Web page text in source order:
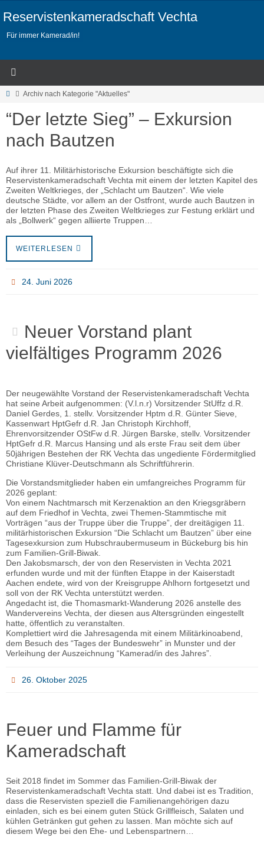
Inhalt
springen
Reservistenkameradschaft Vechta
Für immer Kamerad/in!
StartArchiv nach Kategorie "Aktuelles"
“Der letzte Sieg” – Exkursion
nach Bautzen
Auf ihrer 11. Militärhistorische Exkursion beschäftigte sich die
Reservistenkameradschaft Vechta mit einem der letzten Kapitel des
Zweiten Weltkrieges, der „Schlacht um Bautzen“. Wie viele
deutsche Städte, vor allem an der Ostfront, wurde auch Bautzen in
der letzten Phase des Zweiten Weltkrieges zur Festung erklärt und
als „Bollwerk“ gegen alliierte Truppen…
WEITERLESEN
24. Juni 2026
Neuer Vorstand plant
vielfältiges Programm 2026
Der neugewählte Vorstand der Reservistenkameradschaft Vechta
hat seine Arbeit aufgenommen: (V.l.n.r) Vorsitzender StUffz d.R.
Daniel Gerdes, 1. stellv. Vorsitzender Hptm d.R. Günter Sieve,
Kassenwart HptGefr d.R. Jan Christoph Kirchhoff,
Ehrenvorsitzender OStFw d.R. Jürgen Barske, stellv. Vorsitzender
HptGefr d.R. Marcus Hansing und als erste Frau seit dem über
50jährigen Bestehen der RK Vechta das ungediente Fördermitglied
Christiane Klüver-Deutschmann als Schriftführerin.
Die Vorstandsmitglieder haben ein umfangreiches Programm für
2026 geplant:
Von einem Nachtmarsch mit Kerzenaktion an den Kriegsgräbern
auf dem Friedhof in Vechta, zwei Themen-Stammtische mit
Vorträgen “aus der Truppe über die Truppe”, der dreitägigen 11.
militärhistorischen Exkursion “Die Schlacht um Bautzen” über eine
Tagesexkursion zum Hubschraubermuseum in Bückeburg bis hin
zum Familien-Grill-Biwak.
Den Jakobsmarsch, der von den Reservisten in Vechta 2021
erfunden wurde und mit der fünften Etappe in der Kaiserstadt
Aachen endete, wird von der Kreisgruppe Ahlhorn fortgesetzt und
soll von der RK Vechta unterstützt werden.
Angedacht ist, die Thomasmarkt-Wanderung 2026 anstelle des
Wandervereins Vechta, der diesen aus Altersgründen eingestellt
hatte, öffentlich zu veranstalten.
Komplettiert wird die Jahresagenda mit einem Militärkinoabend,
dem Besuch des “Tages der Bundeswehr” in Munster und der
Verleihung der Auszeichnung “Kamerad/in des Jahres”.
26. Oktober 2025
Feuer und Flamme für
Kameradschaft
Seit 2018 findet im Sommer das Familien-Grill-Biwak der
Reservistenkameradschaft Vechta statt. Und dabei ist es Tradition,
dass die Reservisten speziell die Familienangehörigen dazu
einladen, sich es bei einem guten Stück Grillfleisch, Salaten und
kühlen Getränken gut gehen zu lassen. Man möchte sich auf
diesem Wege bei den Ehe- und Lebenspartnern…